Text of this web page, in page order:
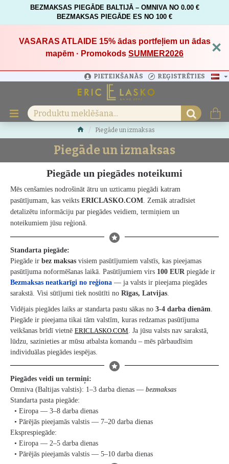
BEZMAKSAS PIEGĀDE BALTIJĀ – OMNIVA NO 0.00 €
BEZMAKSAS PIEGĀDE ES NO 100 €
VASARAS ATLAIDE 15%ādas portfeļiem un ādas
mapēm · Promokods SUMMER2026 ×
PIETEIKŠANĀS REĢISTRĒTIES
Piegāde un izmaksas
Piegāde un izmaksas
Piegāde un piegādes noteikumi
Mēs cenšamies nodrošināt ātru un uzticamu piegādi katram
pasūtījumam, kas veikts ERICLASKO.COM. Zemāk atradīsiet
detalizētu informāciju par piegādes veidiem, termiņiem un
noteikumiem jūsu reģionā.
Standarta piegāde:
Piegāde ir bez maksas visiem pasūtījumiem valstīs, kas pieejamas
pasūtījuma noformēšanas laikā. Pasūtījumiem virs 100 EURpiegāde ir
Bezmaksas neatkarīgi no reģiona — ja valsts ir pieejama piegādes
sarakstā. Visi sūtījumi tiek nosūtīti no Rīgas, Latvijas.
Vidējais piegādes laiks ar standarta pastu sākas no 3-4 darba dienām.
Piegāde ir pieejama tikai tām valstīm, kuras redzamas pasūtījuma
veikšanas brīdī vietnē ERICLASKO.COM. Ja jūsu valsts nav sarakstā,
lūdzu, sazinieties ar mūsu atbalsta komandu – mēs pārbaudīsim
individuālas piegādes iespējas.
Piegādes veidi un termiņi:
Omniva (Baltijas valstis): 1–3 darba dienas — bezmaksas
Standarta pasta piegāde:
• Eiropa — 3–8 darba dienas
• Pārējās pieejamās valstis — 7–20 darba dienas
Eksprespiegāde:
• Eiropa — 2–5 darba dienas
• Pārējās pieejamās valstis — 5–10 darba dienas